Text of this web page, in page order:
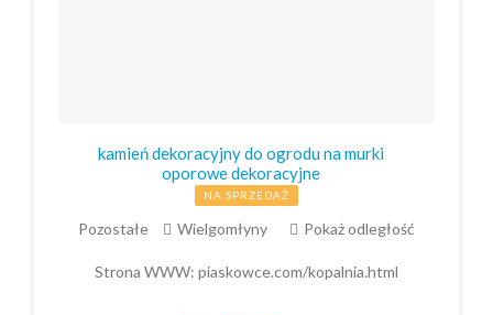
kamień dekoracyjny do ogrodu na murki
oporowe dekoracyjne
NA SPRZEDAŻ
Pozostałe Wielgomłyny Pokaż odległość
Strona WWW: piaskowce.com/kopalnia.html